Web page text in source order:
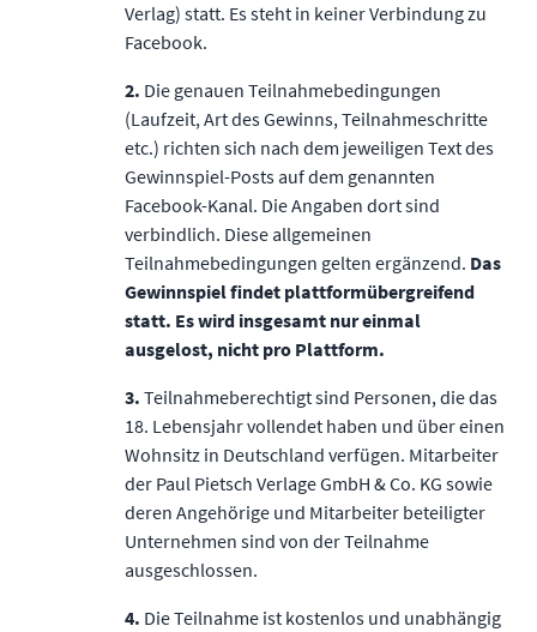
Verlag) statt. Es steht in keiner Verbindung zu
Facebook.
2. Die genauen Teilnahmebedingungen
(Laufzeit, Art des Gewinns, Teilnahmeschritte
etc.) richten sich nach dem jeweiligen Text des
Gewinnspiel-Posts auf dem genannten
Facebook-Kanal. Die Angaben dort sind
verbindlich. Diese allgemeinen
Teilnahmebedingungen gelten ergänzend. Das
Gewinnspiel ﬁndet plattformübergreifend
statt. Es wird insgesamt nur einmal
ausgelost, nicht pro Plattform.
3. Teilnahmeberechtigt sind Personen, die das
18. Lebensjahr vollendet haben und über einen
Wohnsitz in Deutschland verfügen. Mitarbeiter
der Paul Pietsch Verlage GmbH & Co. KG sowie
deren Angehörige und Mitarbeiter beteiligter
Unternehmen sind von der Teilnahme
ausgeschlossen.
4. Die Teilnahme ist kostenlos und unabhängig